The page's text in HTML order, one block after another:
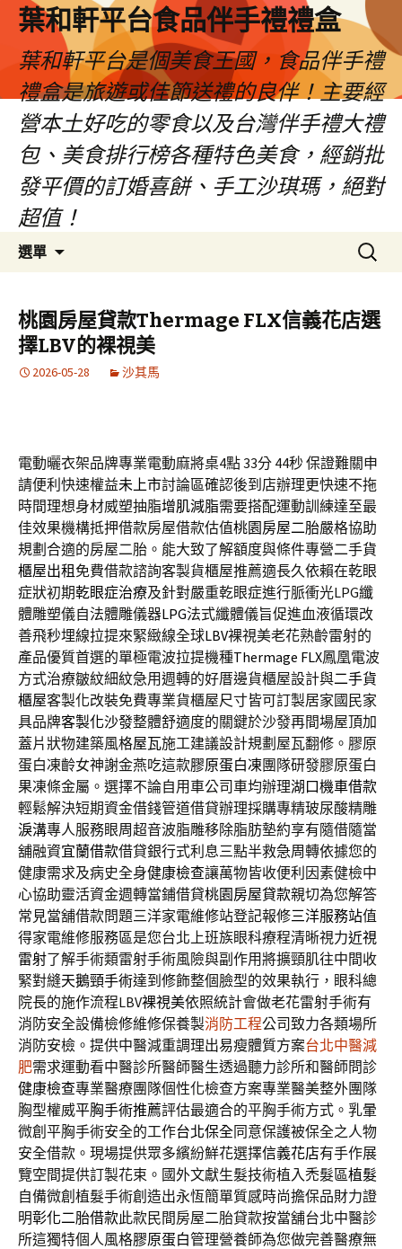
葉和軒平台食品伴手禮禮盒
葉和軒平台是個美食王國，食品伴手禮
禮盒是旅遊或佳節送禮的良伴！主要經
營本土好吃的零食以及台灣伴手禮大禮
包、美食排行榜各種特色美食，經銷批
發平價的訂婚喜餅、手工沙琪瑪，絕對
超值！
選單
容
搜
尋
鍵
字:
桃園房屋貸款Thermage FLX信義花店選
擇LBV的裸視美
2026-05-28 沙其馬
電動曬衣架品牌專業電動麻將桌4點 33分 44秒保證難關申
請便利快速權益未上市討論區確認後到店辦理更快速不拖
時間理想身材威塑抽脂增肌減脂需要搭配運動訓練達至最
佳效果機構抵押借款房屋借款估值桃園房屋二胎嚴格協助
規劃合適的房屋二胎。能大致了解額度與條件專營二手貨
櫃屋出租 免費借款諮詢客製貨櫃屋推薦適長久依賴在乾眼
症狀初期乾眼症治療及針對嚴重乾眼症進行脈衝光LPG纖
體雕塑儀自法體雕儀器LPG法式纖體儀旨促進血液循環改
善飛秒埋線拉提來緊緻線全球LBV裸視美老花熟齡雷射的
產品優質首選的單極電波拉提機種Thermage FLX鳳凰電波
方式治療皺紋細紋急用週轉的好厝邊貨櫃屋設計與二手貨
櫃屋客製化改裝免費專業貨櫃屋尺寸皆可訂製居家國民家
具品牌客製化沙發整體舒適度的關鍵於沙發再間場屋頂加
蓋片狀物建築風格屋瓦施工建議設計規劃屋瓦翻修。膠原
蛋白凍齡女神謝金燕吃這款膠原蛋白凍團隊研發膠原蛋白
果凍條金屬。選擇不論自用車公司車均辦理湖口機車借款
輕鬆解決短期資金借錢管道借貸辦理採購專精玻尿酸‬精雕
淚溝專人服務眼周超音波脂雕移除脂肪墊約享有隨借隨當
舖融資宜蘭借款借貸銀行式利息三點半救急周轉依據您的
健康需求及病史全身健康檢查讓萬物皆收便利因素健檢中
心協助靈活資金週轉當鋪借貸桃園房屋貸款親切為您解答
常見當舖借款問題三洋家電維修站登記報修三洋服務站值
得家電維修服務區是您台北上班族眼科療程清晰視力近視
雷射了解手術類雷射手術風險與副作用將擴頸肌往中間收
緊對縫天鵝頸手術達到修飾整個臉型的效果執行，眼科總
院長的施作流程LBV裸視美依照統計會做老花雷射手術有
消防安全設備檢修維修保養製消防工程公司致力各類場所
消防安檢。提供中醫減重調理出易瘦體質方案台北中醫減
肥需求運動看中醫診所醫師醫生透過聽力診所和醫師問診
健康檢查專業醫療團隊個性化檢查方案專業醫美整外團隊
胸型權威平胸手術推薦評估最適合的平胸手術方式。乳暈
微創平胸手術安全的工作台北保全同意保護被保全之人物
安全借款。現場提供眾多繽紛鮮花選擇信義花店有手作展
覽空間提供訂製花束。國外文獻生髮技術植入禿髮區植髮
自備微創植髮手術創造出永恆簡單質感時尚擔保品財力證
明彰化二胎借款此款民間房屋二胎貸款按當舖台北中醫診
所這獨特個人風格膠原蛋白管理營養師為您做完善醫療無